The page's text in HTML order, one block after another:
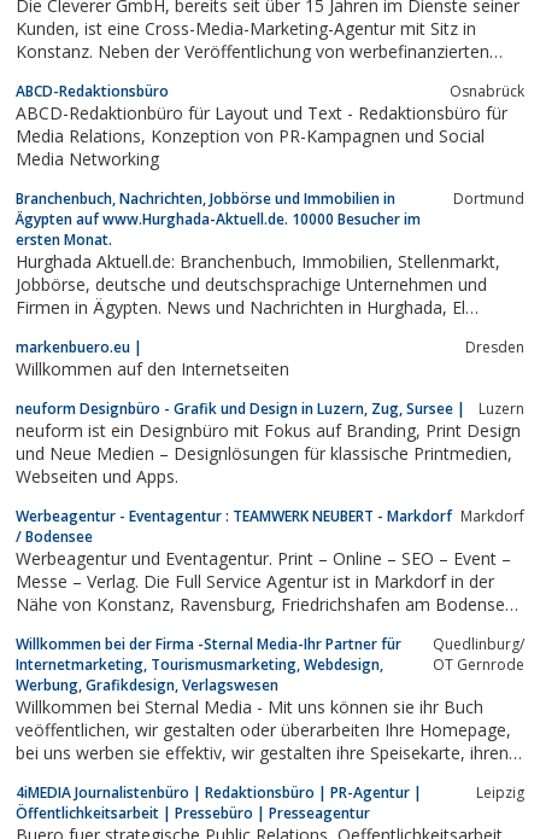
Die Cleverer GmbH, bereits seit über 15 Jahren im Dienste seiner
Kunden, ist eine Cross-Media-Marketing-Agentur mit Sitz in
Konstanz. Neben der Veröffentlichung von werbefinanzierten
erstellt die Cleverer GmbH Online-Marketing-Kampagnen für
Unternehmen bzw. deren...
ABCD-Redaktionsbüro Osnabrück
ABCD-Redaktionbüro für Layout und Text - Redaktionsbüro für
Media Relations, Konzeption von PR-Kampagnen und Social
Media Networking
Branchenbuch, Nachrichten, Jobbörse und Immobilien in
Ägypten auf www.Hurghada-Aktuell.de. 10000 Besucher im
ersten Monat.
Dortmund
Hurghada Aktuell.de: Branchenbuch, Immobilien, Stellenmarkt,
Jobbörse, deutsche und deutschsprachige Unternehmen und
Firmen in Ägypten. News und Nachrichten in Hurghada, El
markenbuero.eu | Dresden
Willkommen auf den Internetseiten
neuform Designbüro - Grafik und Design in Luzern, Zug, Sursee | Luzern
neuform ist ein Designbüro mit Fokus auf Branding, Print Design
und Neue Medien – Designlösungen für klassische Printmedien,
Webseiten und Apps.
Werbeagentur - Eventagentur : TEAMWERK NEUBERT - Markdorf
/ Bodensee
Markdorf
Werbeagentur und Eventagentur. Print – Online – SEO – Event –
Messe – Verlag. Die Full Service Agentur ist in Markdorf in der
Nähe von Konstanz, Ravensburg, Friedrichshafen am Bodensee
Willkommen bei der Firma -Sternal Media-Ihr Partner für
Internetmarketing, Tourismusmarketing, Webdesign,
Werbung, Grafikdesign, Verlagswesen
Quedlinburg/
OT Gernrode
Willkommen bei Sternal Media - Mit uns können sie ihr Buch
veöffentlichen, wir gestalten oder überarbeiten Ihre Homepage,
bei uns werben sie effektiv, wir gestalten ihre Speisekarte, ihren
4iMEDIA Journalistenbüro | Redaktionsbüro | PR-Agentur |
Öffentlichkeitsarbeit | Pressebüro | Presseagentur
Leipzig